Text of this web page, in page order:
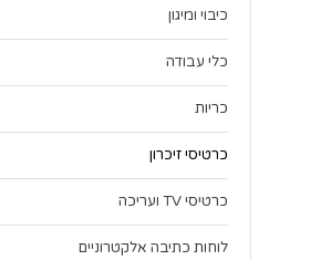
כיבוי ומיגון
כלי עבודה
כריות
כרטיסי זיכרון
כרטיסי TV ועריכה
לוחות כתיבה אלקטרוניים